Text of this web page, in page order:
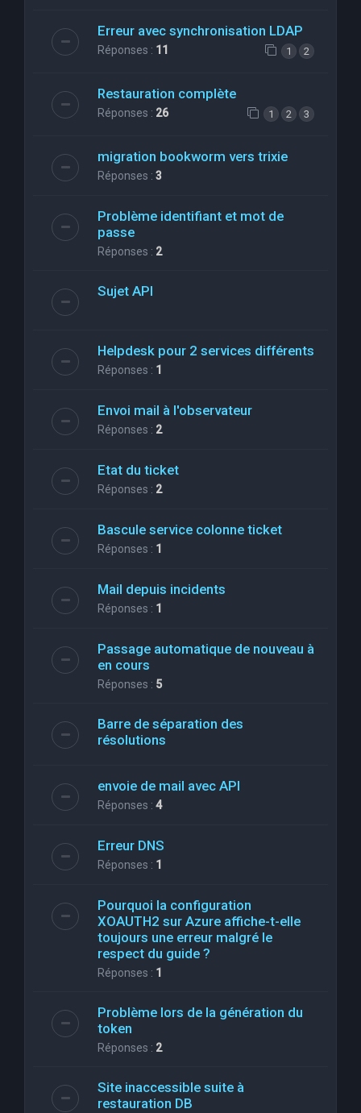
Erreur avec synchronisation LDAP
Réponses : 11 1 2
Restauration complète
Réponses : 26 1 2 3
migration bookworm vers trixie
Réponses : 3
Problème identifiant et mot de
passe
Réponses : 2
Sujet API
Helpdesk pour 2 services différents
Réponses : 1
Envoi mail à l'observateur
Réponses : 2
Etat du ticket
Réponses : 2
Bascule service colonne ticket
Réponses : 1
Mail depuis incidents
Réponses : 1
Passage automatique de nouveau à
en cours
Réponses : 5
Barre de séparation des
résolutions
envoie de mail avec API
Réponses : 4
Erreur DNS
Réponses : 1
Pourquoi la configuration
XOAUTH2 sur Azure affiche-t-elle
toujours une erreur malgré le
respect du guide ?
Réponses : 1
Problème lors de la génération du
token
Réponses : 2
Site inaccessible suite à
restauration DB